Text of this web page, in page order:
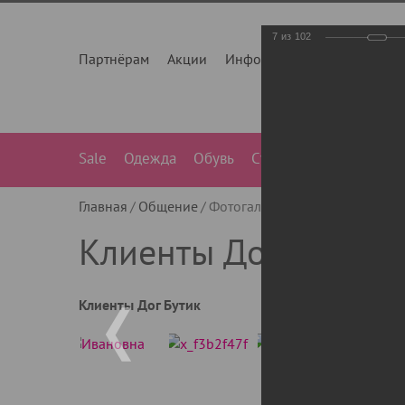
Партнёрам Акции Инфо
Sale Одежда Обувь Сумки
Главная Общение Фотогалерея
Клиенты Дог Бутик
Клиенты Дог Бутик
7 из 102